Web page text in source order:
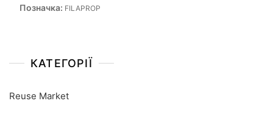
Позначка: FILAPROP
КАТЕГОРІЇ
Reuse Market